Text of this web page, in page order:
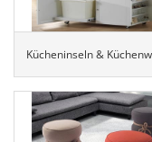
Kücheninseln &